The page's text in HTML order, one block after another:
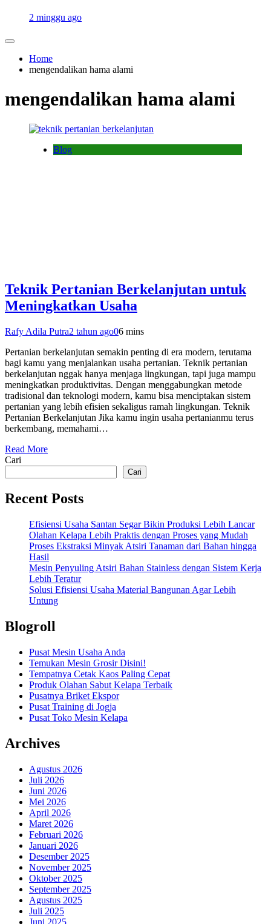
2 minggu ago
Home
mengendalikan hama alami
mengendalikan hama alami
Blog
Teknik Pertanian Berkelanjutan untuk
Meningkatkan Usaha
Rafy Adila Putra2 tahun ago06 mins
Pertanian berkelanjutan semakin penting di era modern, terutama
bagi kamu yang menjalankan usaha pertanian. Teknik pertanian
berkelanjutan nggak hanya menjaga lingkungan, tapi juga mampu
meningkatkan produktivitas. Dengan menggabungkan metode
tradisional dan teknologi modern, kamu bisa menciptakan sistem
pertanian yang lebih efisien sekaligus ramah lingkungan. Teknik
Pertanian Berkelanjutan Jika kamu ingin usaha pertanianmu terus
berkembang, memahami…
Read More
Cari
Cari
Recent Posts
Efisiensi Usaha Santan Segar Bikin Produksi Lebih Lancar
Olahan Kelapa Lebih Praktis dengan Proses yang Mudah
Proses Ekstraksi Minyak Atsiri Tanaman dari Bahan hingga
Hasil
Mesin Penyuling Atsiri Bahan Stainless dengan Sistem Kerja
Lebih Teratur
Solusi Efisiensi Usaha Material Bangunan Agar Lebih
Untung
Blogroll
Pusat Mesin Usaha Anda
Temukan Mesin Grosir Disini!
Tempatnya Cetak Kaos Paling Cepat
Produk Olahan Sabut Kelapa Terbaik
Pusatnya Briket Ekspor
Pusat Training di Jogja
Pusat Toko Mesin Kelapa
Archives
Agustus 2026
Juli 2026
Juni 2026
Mei 2026
April 2026
Maret 2026
Februari 2026
Januari 2026
Desember 2025
November 2025
Oktober 2025
September 2025
Agustus 2025
Juli 2025
Juni 2025